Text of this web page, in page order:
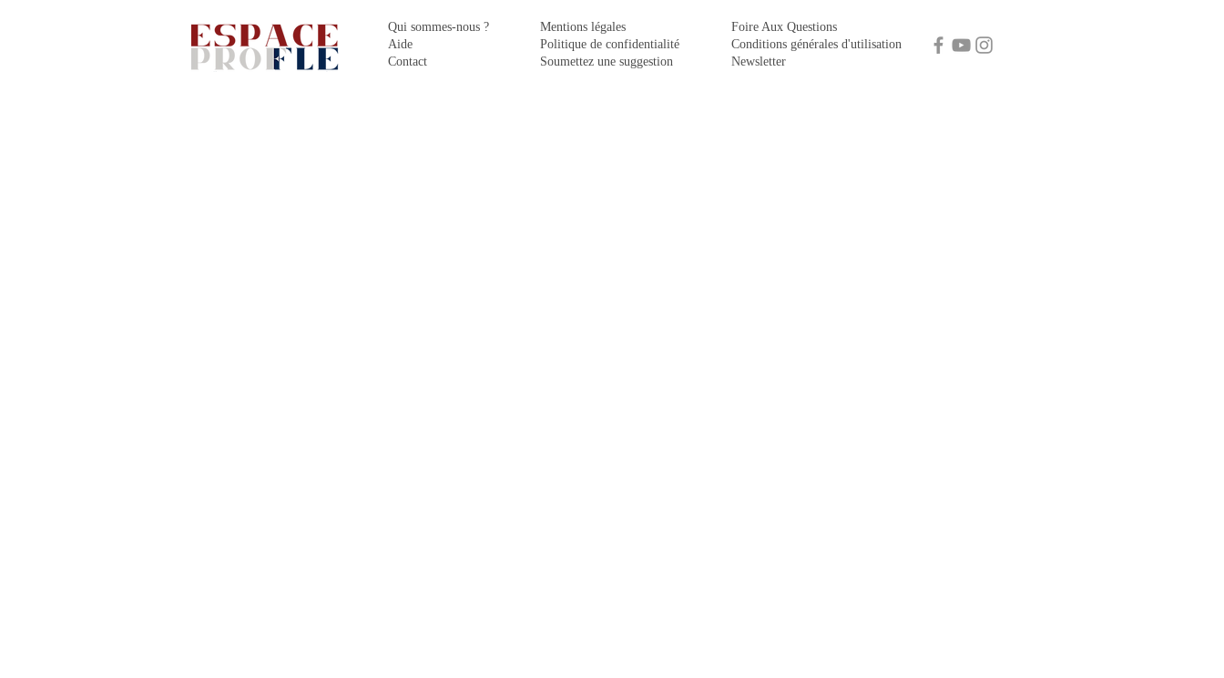
Qui sommes-nous ?
Aide
Contact
Mentions légales
Politique de confidentialité
Soumettez une suggestion
Foire Aux Questions
Conditions générales d'utilisation
Newsletter